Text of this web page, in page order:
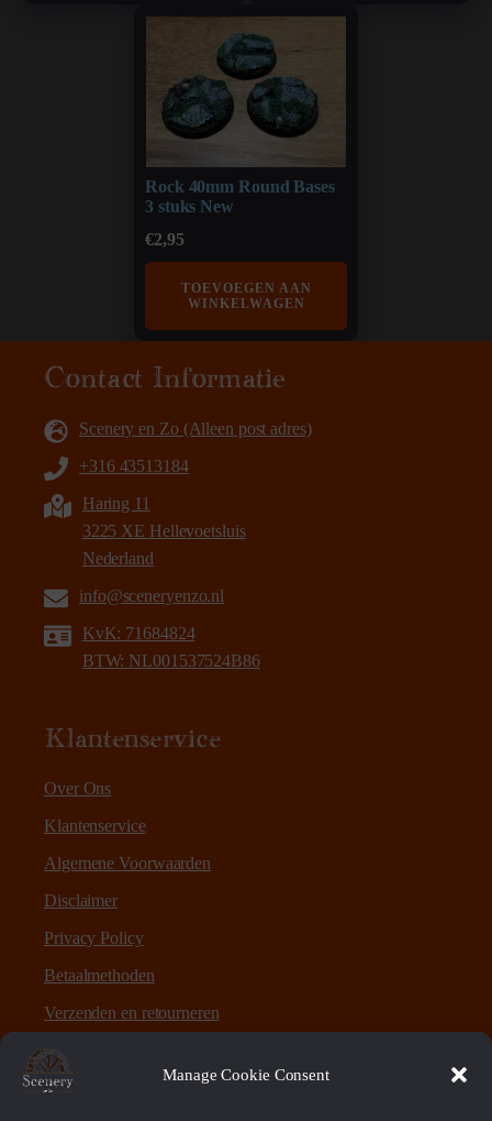
Manage Cookie Consent
Rock 40mm Round Bases
3 stuks New
€2,95
TOEVOEGEN AAN
WINKELWAGEN
Contact Informatie
Scenery en Zo (Alleen post adres)
+316 43513184
Haring 11
3225 XE Hellevoetsluis
Nederland
info@sceneryenzo.nl
KvK: 71684824
BTW: NL001537524B86
Klantenservice
Over Ons
Klantenservice
Algemene Voorwaarden
Disclaimer
Privacy Policy
Betaalmethoden
Verzenden en retourneren
Sitemap